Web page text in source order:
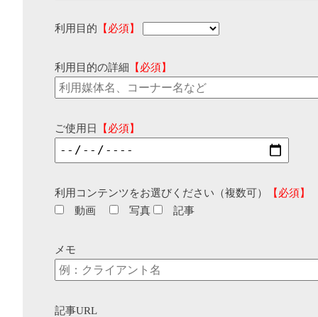
利用目的 【必須】
利用目的の詳細 【必須】
ご使用日 【必須】
利用コンテンツをお選びください（複数可）
【必須】
動画
写真 記事
メモ
記事URL